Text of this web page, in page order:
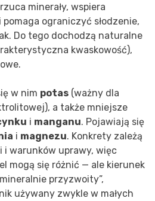
minerały, wspiera
ograniczyć słodzenie,
Do tego dochodzą naturalne
kwaskowość),
w nim potas (ważny dla
a także mniejsze
i manganu. Pojawiają się
i magnezu. Konkrety zależą
i warunków uprawy, więc
mogą się różnić — ale kierunek
przyzwoity”,
używany zwykle w małych